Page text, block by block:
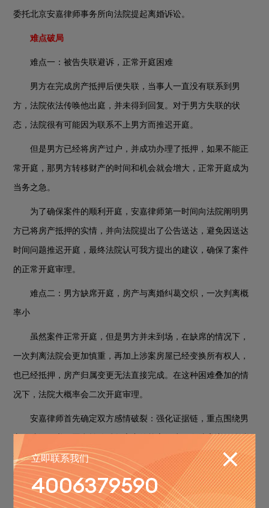
委托北京安嘉律师事务所向法院提起离婚诉讼。
难点破局
难点一：被告失联避诉，正常开庭困难
男方在完成房产抵押后便失联，当事人一直没有联系到男
方，法院依法传唤他出庭，并未得到回复。对于男方失联的状
态，法院很有可能因为联系不上男方而推迟开庭。
但是男方已经将房产过户，并成功办理了抵押，如果不能正
常开庭，那男方转移财产的时间和机会就会增大，正常开庭成为
当务之急。
为了确保案件的顺利开庭，安嘉律师第一时间向法院阐明男
方已将房产抵押的实情，并向法院提出了公告送达，避免因送达
时间问题推迟开庭，最终法院认可我方提出的建议，确保了案件
的正常开庭审理。
难点二：男方缺席开庭，房产与离婚纠葛交织，一次判离概
率小
虽然案件正常开庭，但是男方并未到场，在缺席的情况下，
一次判离法院会更加慎重，再加上涉案房屋已经变换所有权人，
也已经抵押，房产归属变更无法直接完成。在这种困难叠加的情
况下，法院大概率会二次开庭审理。
安嘉律师首先确定双方感情破裂：强化证据链，重点围绕男
方伪造调解书、恶意转移岳父房产的核心行为，向法官详细陈述
该行为的恶劣性——不仅严重侵害了当事人及其家人的财产权
益，更彻底摧毁了夫妻之间的感情，所以不管从法律上还是感情
上，双方感情破裂却无和好可能。
立即联系我们
4006379590